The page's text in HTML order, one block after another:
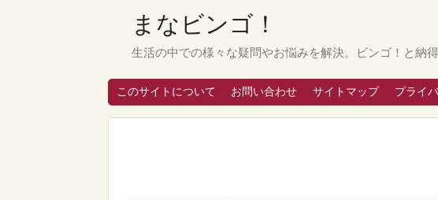
まなビンゴ！
生活の中での様々な疑問やお悩みを解決。ビンゴ！と納
このサイトについて お問い合わせ サイトマップ プライ